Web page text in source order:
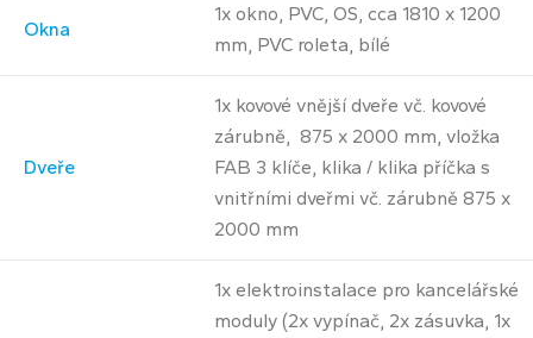
Okna
1x okno, PVC, OS, cca 1810 x 1200
mm, PVC roleta, bílé
Dveře
1x kovové vnější dveře vč. kovové
zárubně, 875 x 2000 mm, vložka
FAB 3 klíče, klika / klika příčka s
vnitřními dveřmi vč. zárubně 875 x
2000 mm
1x elektroinstalace pro kancelářské
moduly (2x vypínač, 2x zásuvka, 1x